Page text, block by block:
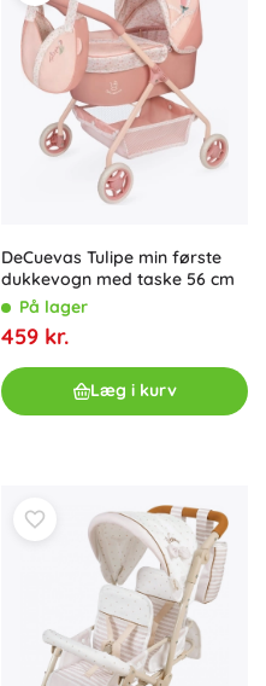
DeCuevas Tulipe min første
dukkevogn med taske 56 cm
På lager
459 kr.
Læg i kurv